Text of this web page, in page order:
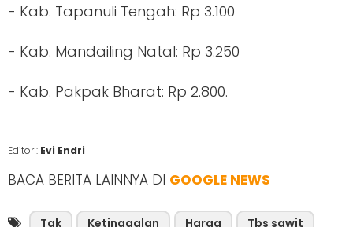
- Kab. Tapanuli Tengah: Rp 3.100
- Kab. Mandailing Natal: Rp 3.250
- Kab. Pakpak Bharat: Rp 2.800.
Editor : Evi Endri
BACA BERITA LAINNYA DI GOOGLE NEWS
Tak Ketinggalan Harga Tbs sawit